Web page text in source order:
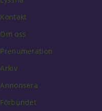
Kontakt
Om oss
Prenumeration
Arkiv
Annonsera
Förbundet